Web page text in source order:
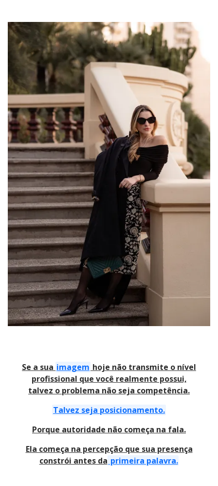
Se a sua imagem hoje não transmite o nível
profissional que você realmente possui,
talvez o problema não seja competência.
Talvez seja posicionamento.
Porque autoridade não começa na fala.
Ela começa na percepção que sua presença
constrói antes da primeira palavra.